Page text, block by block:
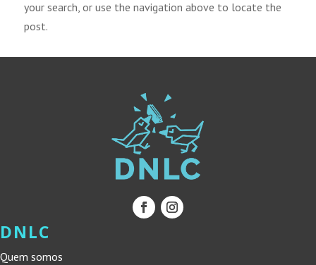
your search, or use the navigation above to locate the
post.
DNLC
Quem somos